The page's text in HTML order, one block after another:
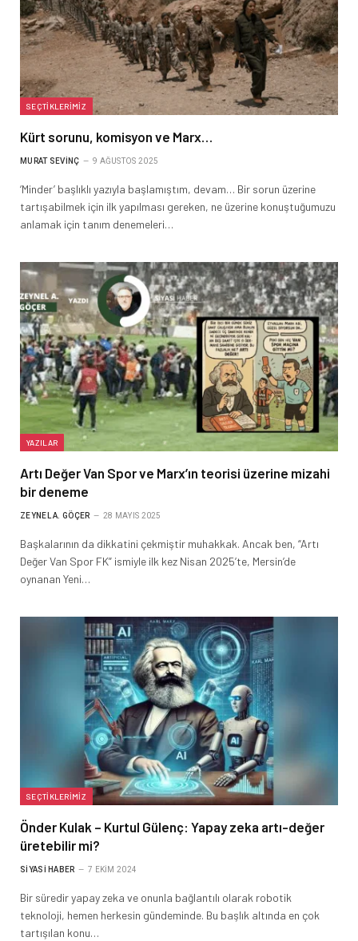
SEÇTIKLERIMIZ
Kürt sorunu, komisyon ve Marx…
MURAT SEVINÇ 9 AĞUSTOS 2025
‘Minder’ başlıklı yazıyla başlamıştım, devam… Bir sorun üzerine
tartışabilmek için ilk yapılması gereken, ne üzerine konuştuğumuzu
anlamak için tanım denemeleri…
YAZILAR
Artı Değer Van Spor ve Marx’ın teorisi üzerine mizahi
bir deneme
ZEYNEL A. GÖÇER 28 MAYIS 2025
Başkalarının da dikkatini çekmiştir muhakkak. Ancak ben, “Artı
Değer Van Spor FK” ismiyle ilk kez Nisan 2025’te, Mersin’de
oynanan Yeni…
SEÇTIKLERIMIZ
Önder Kulak – Kurtul Gülenç: Yapay zeka artı-değer
üretebilir mi?
SIYASI HABER 7 EKIM 2024
Bir süredir yapay zeka ve onunla bağlantılı olarak robotik
teknoloji, hemen herkesin gündeminde. Bu başlık altında en çok
tartışılan konu…